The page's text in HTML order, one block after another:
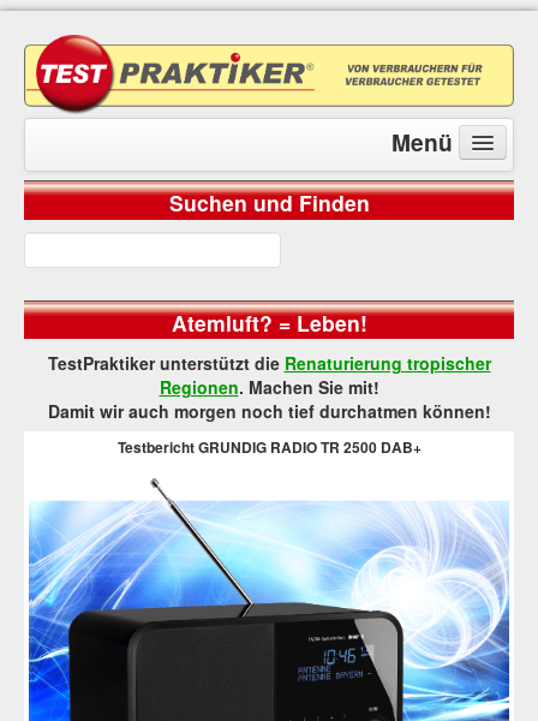
Menü
Computer
E-Book-Reader
Headsets
Lautsprecher
Monitore
Netzwerk
Notebooks
Projektoren
Suchen und Finden
Atemluft? = Leben!
TestPraktiker unterstützt die Renaturierung tropischer
Regionen. Machen Sie mit!
Damit wir auch morgen noch tief durchatmen können!
Testbericht GRUNDIG RADIO TR 2500 DAB+